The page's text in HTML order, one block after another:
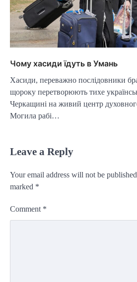
Чому хасиди їдуть в Умань
Хасиди, переважно послідовники
щороку перетворюють тихе
Черкащині на живий центр
Могила рабі…
Leave a Reply
Your email address will not be
marked *
Comment *